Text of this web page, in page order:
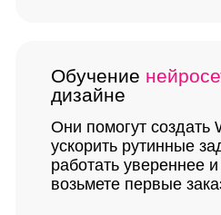
Обучение
дизайне
Они помогут создать
ускорить рутинные
работать увереннее
возьмете первые